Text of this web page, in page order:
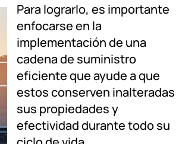
Para lograrlo, es importante
enfocarse en la
implementación de una
cadena de suministro
eficiente que ayude a que
estos conserven inalteradas
sus propiedades y
efectividad durante todo su